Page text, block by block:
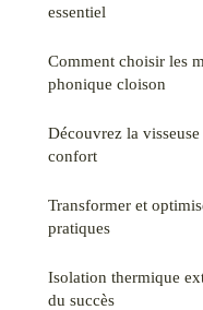
essentiel
Comment choisir les
phonique cloison
Découvrez la
confort
Transformer et
pratiques
Isolation thermique
du succès